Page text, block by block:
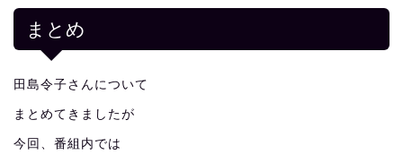
まとめ
田島令子さんについて
まとめてきましたが
今回、番組内では